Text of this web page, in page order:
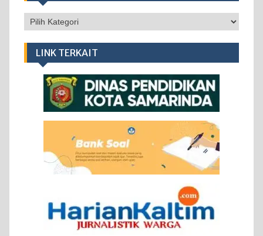
Kategori
LINK TERKAIT